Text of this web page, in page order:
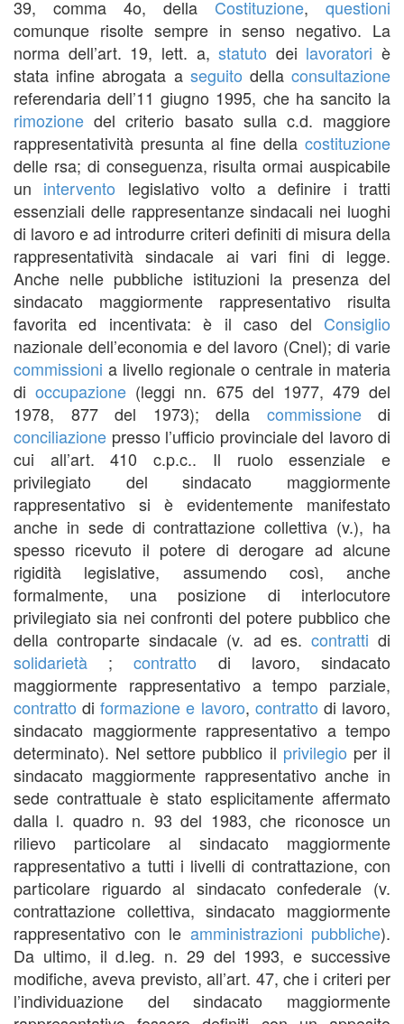
39, comma 4o, della Costituzione, questioni
comunque risolte sempre in senso negativo. La
norma dell’art. 19, lett. a,statuto dei lavoratori è
stata infine abrogata a seguito dellaconsultazione
referendaria dell’11 giugno 1995, che ha sancito la
rimozione del criterio basato sulla c.d. maggiore
rappresentatività presunta al fine della costituzione
delle rsa; di conseguenza, risulta ormai auspicabile
un intervento legislativo volto a definire i tratti
essenziali delle rappresentanze sindacali nei luoghi
di lavoro e ad introdurre criteri definiti di misura della
rappresentatività sindacale ai vari fini di legge.
Anche nelle pubbliche istituzioni la presenza del
sindacato maggiormente rappresentativo risulta
favorita ed incentivata: è il caso del Consiglio
nazionale dell’economia e del lavoro (Cnel); di varie
commissioni a livello regionale o centrale in materia
dioccupazione (leggi nn. 675 del 1977, 479 del
1978, 877 del 1973); della commissionedi
conciliazione presso l’ufficio provinciale del lavoro di
cui all’art. 410 c.p.c.. Il ruolo essenziale e
privilegiato del sindacato maggiormente
rappresentativo si è evidentemente manifestato
anche in sede di contrattazione collettiva (v.), ha
spesso ricevuto il potere di derogare ad alcune
rigidità legislative, assumendo così, anche
formalmente, una posizione di interlocutore
privilegiato sia nei confronti del potere pubblico che
della controparte sindacale (v. ad es. contratti di
solidarietà ;contratto di lavoro, sindacato
maggiormente rappresentativo a tempo parziale,
contratto diformazione e lavoro, contratto di lavoro,
sindacato maggiormente rappresentativo a tempo
determinato). Nel settore pubblico il privilegio per il
sindacato maggiormente rappresentativo anche in
sede contrattuale è stato esplicitamente affermato
dalla l. quadro n. 93 del 1983, che riconosce un
rilievo particolare al sindacato maggiormente
rappresentativo a tutti i livelli di contrattazione, con
particolare riguardo al sindacato confederale (v.
contrattazione collettiva, sindacato maggiormente
rappresentativo con le amministrazioni pubbliche).
Da ultimo, il d.leg. n. 29 del 1993, e successive
modifiche, aveva previsto, all’art. 47, che i criteri per
l’individuazione del sindacato maggiormente